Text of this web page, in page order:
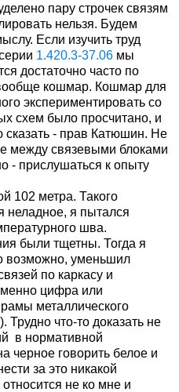
пару строчек связям
нельзя. Будем
Если изучить труд
1.420.3-37.06 мы
достаточно часто по
кошмар. Кошмар для
экспериментировать со
схем было просчитано, и
сказать - прав Катюшин. Не
между связевыми блоками
- прислушаться к опыту
102 метра. Такого
неладное, я пытался
шва.
были тщетны. Тогда я
возможно, уменьшил
по каркасу и
цифра или
металлического
Трудно что-то доказать не
в нормативной
черное говорить белое и
за это никакой
относится не ко мне и